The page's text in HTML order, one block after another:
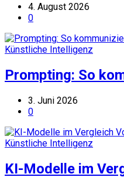
4. August 2026
0
Künstliche Intelligenz
Prompting: So
3. Juni 2026
0
Künstliche Intelligenz
KI-Modelle im